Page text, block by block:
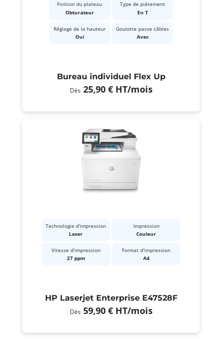
Finition du plateau
Obturateur
Type de piétement
En T
Réglage de la hauteur
Oui
Goulotte passe câbles
Avec
Bureau individuel Flex Up
Dès 25,90 € HT/mois
Technologie d'impression
Laser
Impression
Couleur
Vitesse d'impression
27 ppm
Format d'impression
A4
HP Laserjet Enterprise E47528F
Dès 59,90 € HT/mois